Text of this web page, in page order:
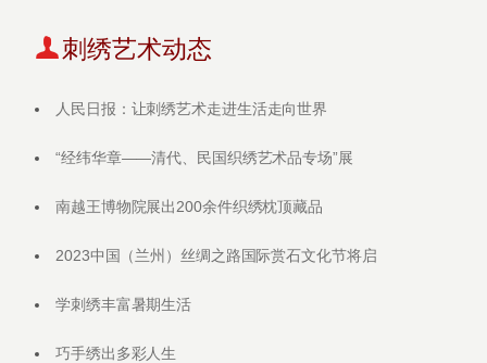
刺绣艺术动态
人民日报：让刺绣艺术走进生活走向世界
“经纬华章——清代、民国织绣艺术品专场”展
南越王博物院展出200余件织绣枕顶藏品
2023中国（兰州）丝绸之路国际赏石文化节将启
学刺绣丰富暑期生活
巧手绣出多彩人生